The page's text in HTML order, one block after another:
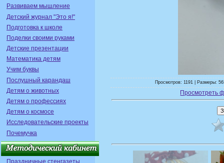
Развиваем мышление
Детский журнал "Это я!"
Подготовка к школе
Поделки своими руками
Детские презентации
Математика детям
Учим буквы
Послушный карандаш
Детям о животных
Детям о профессиях
Детям о космосе
Исследовательские проекты
Почемучка
Праздничные стенгазеты
Просмотров: 1191 | Размеры:
Просмотреть